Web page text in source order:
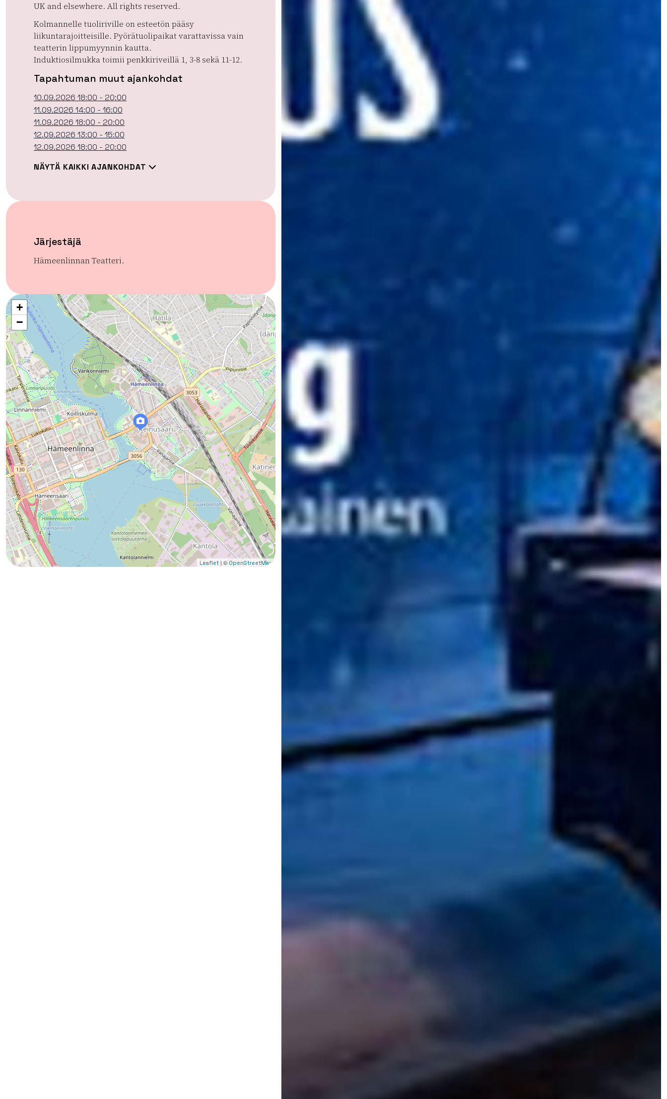
UK and elsewhere. All rights reserved.
Kolmannelle tuoliriville on esteetön pääsy
liikuntarajoitteisille. Pyörätuolipaikat varattavissa vain
teatterin lippumyynnin kautta.
Induktiosilmukka toimii penkkiriveillä 1, 3-8 sekä 11-12.
Tapahtuman muut ajankohdat
10.09.2026 18:00 - 20:00
11.09.2026 14:00 - 16:00
11.09.2026 18:00 - 20:00
12.09.2026 13:00 - 15:00
12.09.2026 18:00 - 20:00
NÄYTÄ KAIKKI AJANKOHDAT
Järjestäjä
Hämeenlinnan Teatteri.
+
−
Leaflet | © OpenStreetMap